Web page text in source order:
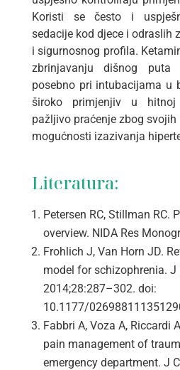
Koristi se često i
sedacije kod djece i odraslih
i sigurnosnog profila.
zbrinjavanju dišnog
posebno pri intubacijama u
široko primjenjiv u hitnoj
pažljivo praćenje zbog
mogućnosti izazivanja
Literatura:
Petersen RC, Stillman RC.
overview. NIDA Res
Frohlich J, Van Horn JD.
model for schizophrenia.
2014;28:287–302. doi:
10.1177/
Fabbri A, Voza A, Riccardi
pain management of
emergency department. J